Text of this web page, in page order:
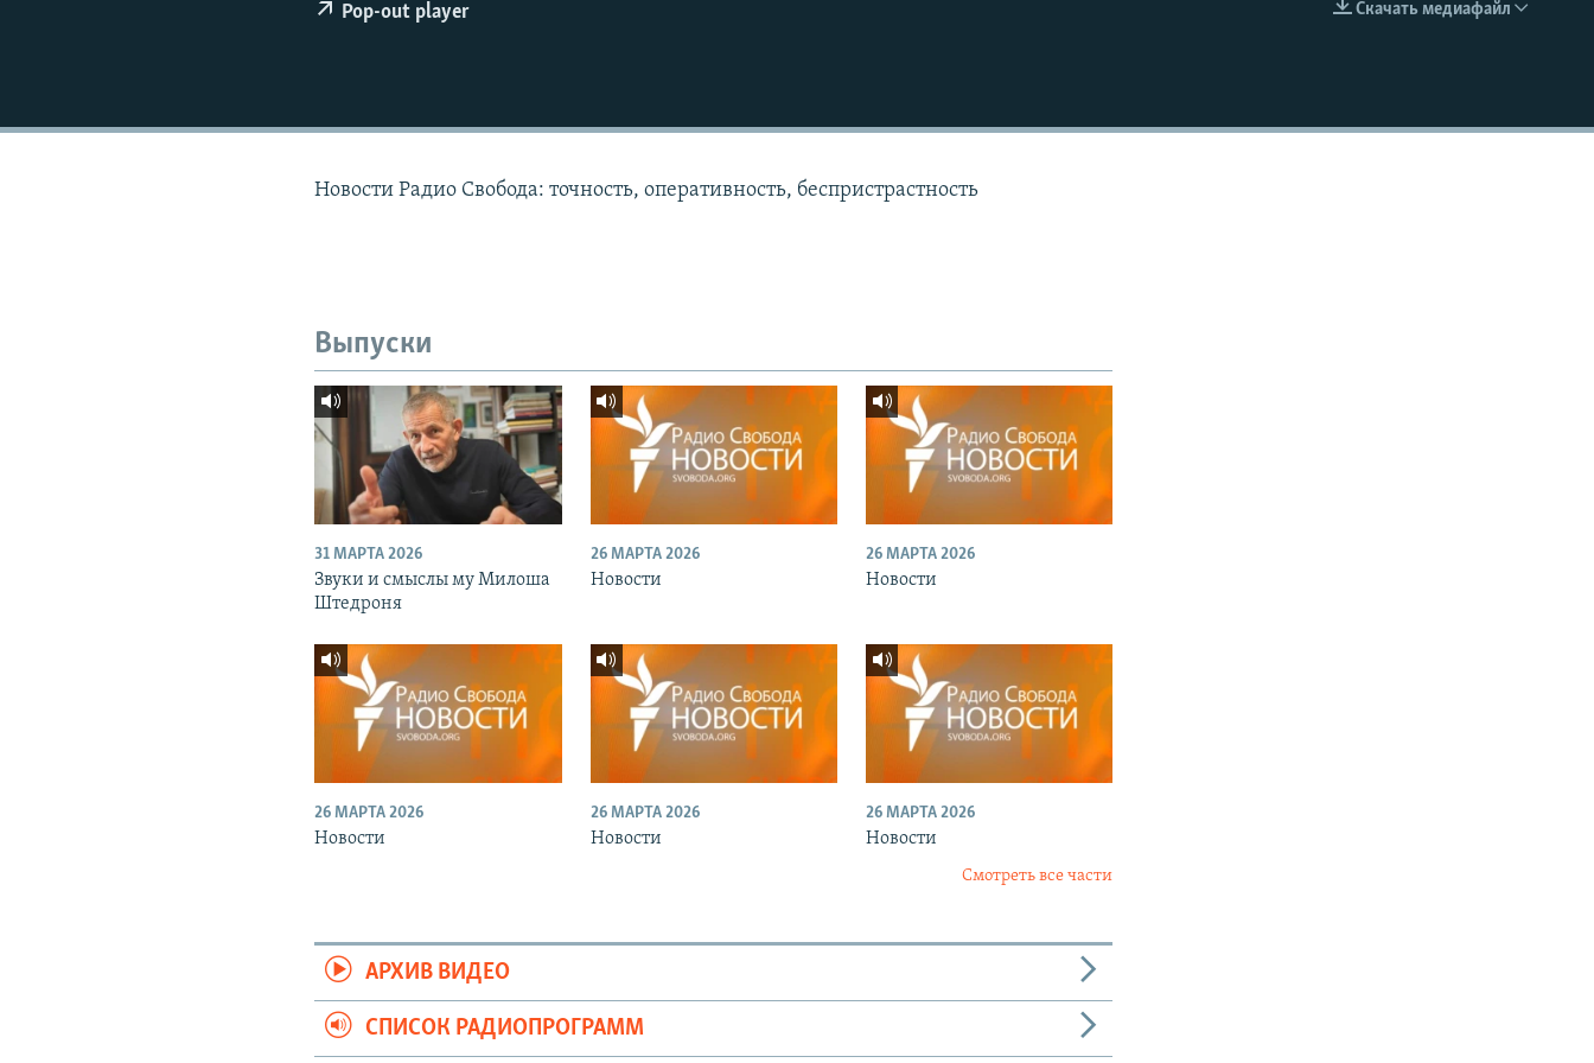
EMBED
Скачать медиафайл
Pop-out player
Новости Радио Свобода: точность, оперативность, беспристрастность
Выпуски
31 МАРТА 2026
Звуки и смыслы му Милоша
Штедроня
26 МАРТА 2026
Новости
26 МАРТА 2026
Новости
26 МАРТА 2026
Новости
26 МАРТА 2026
Новости
26 МАРТА 2026
Новости
Смотреть все части
АРХИВ ВИДЕО
СПИСОК РАДИОПРОГРАММ